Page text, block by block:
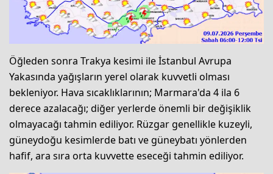
Öğleden sonra Trakya kesimi ile İstanbul Avrupa
Yakasında yağışların yerel olarak kuvvetli olması
bekleniyor. Hava sıcaklıklarının; Marmara'da 4 ila 6
derece azalacağı; diğer yerlerde önemli bir değişiklik
olmayacağı tahmin ediliyor. Rüzgar genellikle kuzeyli,
güneydoğu kesimlerde batı ve güneybatı yönlerden
hafif, ara sıra orta kuvvette eseceği tahmin ediliyor.